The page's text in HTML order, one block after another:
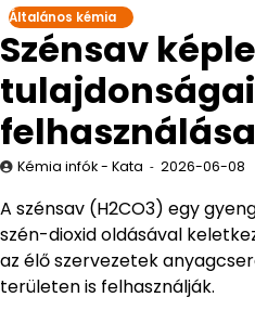
Általános kémia
Szénsav
felhasználása
Kémia infók - Kata 2026-06-08
A szénsav (H2CO3) egy
szén-dioxid oldásával
az élő szervezetek
területen is felhasználják.